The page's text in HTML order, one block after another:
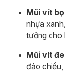
Mũi vít
nhựa
tưởng cho
Mũi vít
đảo